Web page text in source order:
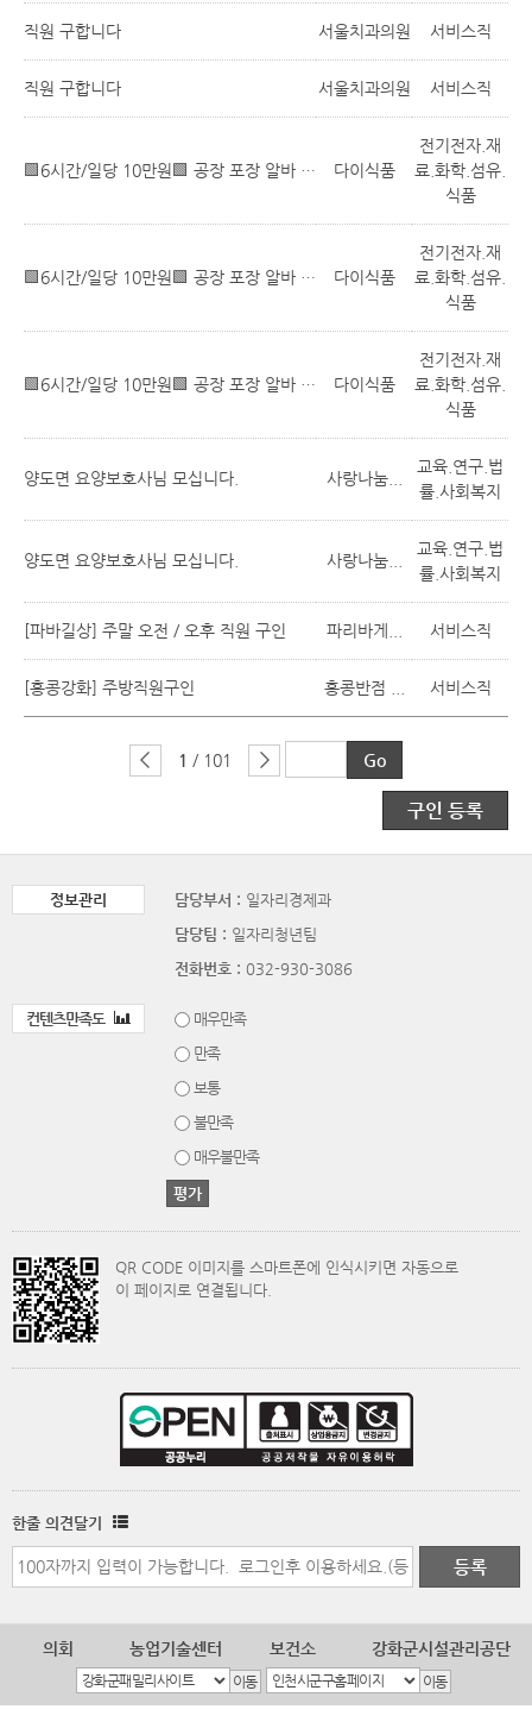
직원 구합니다 서울치과의원 서비스직
직원 구합니다 서울치과의원 서비스직
🟩6시간/일당 10만원🟩 공장 포장 알바 (통근 차량 O, 근무시간 선택) 다이식품
전기전자.재
료.화학.섬유.
식품
🟩6시간/일당 10만원🟩 공장 포장 알바 (통근 차량 O, 근무시간 선택) 다이식품
전기전자.재
료.화학.섬유.
식품
🟩6시간/일당 10만원🟩 공장 포장 알바 (통근 차량 O, 근무시간 선택) 다이식품
전기전자.재
료.화학.섬유.
식품
양도면 요양보호사님 모십니다. 사랑나눔...
교육.연구.법
률.사회복지
양도면 요양보호사님 모십니다. 사랑나눔...
교육.연구.법
률.사회복지
[파바길상] 주말 오전 / 오후 직원 구인 파리바게... 서비스직
[홍콩강화] 주방직원구인 홍콩반점 ... 서비스직
1 / 101
구인 등록
정보관리 담당부서 : 일자리경제과
담당팀 : 일자리청년팀
전화번호 : 032-930-3086
컨텐츠만족도
매우만족
만족
보통
불만족
매우불만족
QR CODE 이미지를 스마트폰에 인식시키면 자동으로
이 페이지로 연결됩니다.
한줄 의견달기
의회 농업기술센터 보건소 강화군시설관리공단